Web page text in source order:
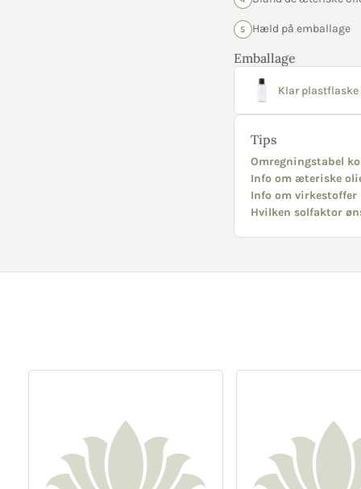
5 Hæld på emballage
Emballage
Klar plastflaske
Tips
Omregningstabel
Info om æteriske
Info om virkestoffer
Hvilken solfaktor